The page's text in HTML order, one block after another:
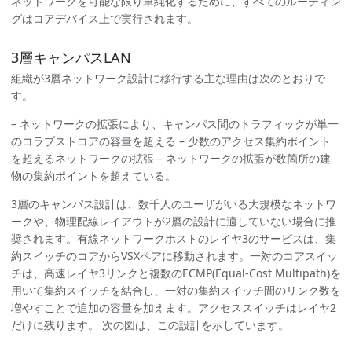
グはコアデバイス上で実行されます。
3層キャンパスLAN
組織が3層ネットワーク設計に移行する主な理由は次のとおりで
す。
– ネットワークの拡張により、キャンパス間のトラフィックが単一
のコラプストコアの容量を超える – 少数のアクセス集約ポイント
を超えるネットワークの拡張 – ネットワークの拡張が数箇所の建
物の集約ポイントを超えている。
3層のキャンパス設計は、数千人のユーザがいる大規模なネットワ
ークや、物理配線レイアウトが2層の設計に適していない場合に推
奨されます。有線ネットワークホストのレイヤ3のサービスは、集
約スイッチのコアからVSXペアに移動されます。一対のコアスイッ
チは、高速レイヤ3リンクと複数のECMP(Equal-Cost Multipath)を
用いて集約スイッチを結合し、一対の集約スイッチ間のリンク数を
増やすことで追加の容量を加えます。アクセススイッチはレイヤ2
だけに残ります。 次の図は、この設計を示しています。